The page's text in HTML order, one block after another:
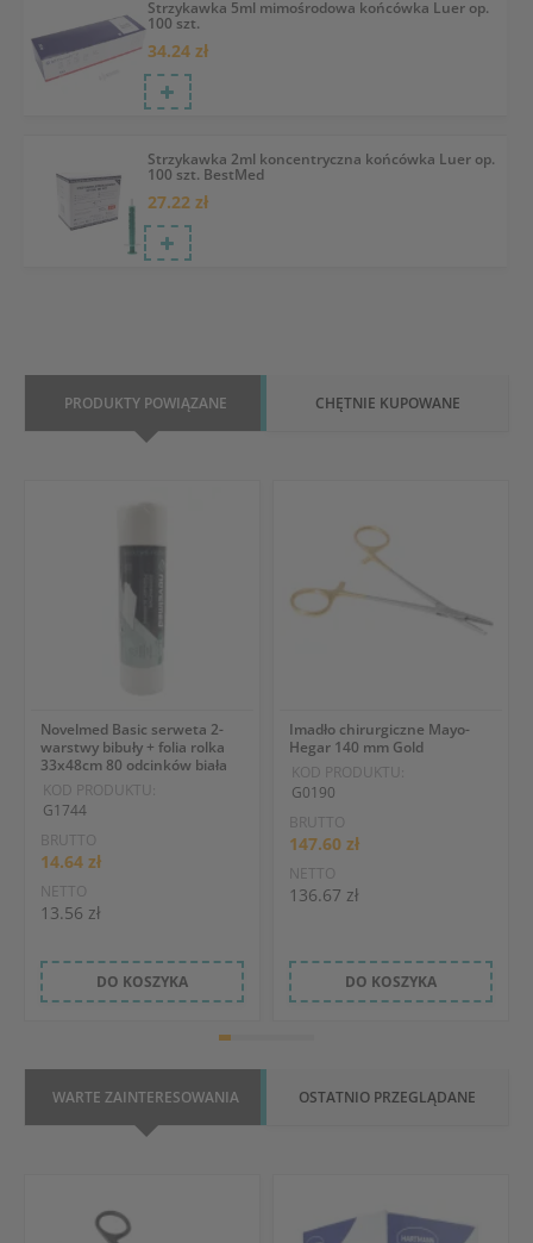
Strzykawka 5ml mimośrodowa końcówka Luer op.
100 szt.
34.24 zł
Strzykawka 2ml koncentryczna końcówka Luer op.
100 szt. BestMed
27.22 zł
PRODUKTY POWIĄZANE CHĘTNIE KUPOWANE
Novelmed Basic serweta 2-
warstwy bibuły + folia rolka
33x48cm 80 odcinków biała
KOD PRODUKTU:
G1744
BRUTTO
14.64 zł
NETTO
13.56 zł
DO KOSZYKA
Imadło chirurgiczne Mayo-
Hegar 140 mm Gold
KOD PRODUKTU:
G0190
BRUTTO
147.60 zł
NETTO
136.67 zł
DO KOSZYKA
WARTE ZAINTERESOWANIA OSTATNIO PRZEGLĄDANE